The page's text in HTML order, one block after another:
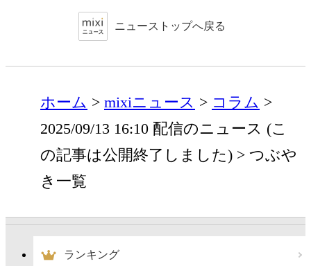
ニューストップへ戻る
ホーム mixiニュース
コラム
2025/09/13 16:10 配信のニュース (こ
の記事は公開終了しました)
つぶや
き一覧
ランキング